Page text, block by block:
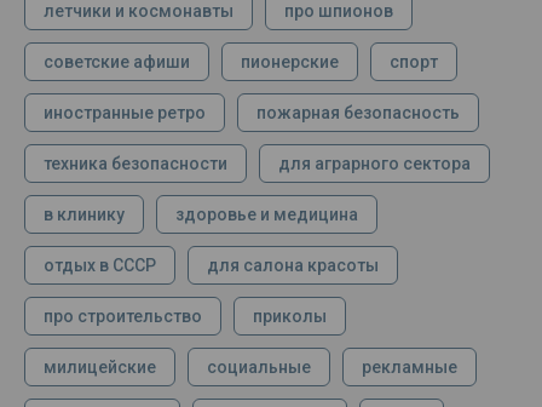
летчики и космонавты про шпионов
советские афиши пионерские спорт
иностранные ретро пожарная безопасность
техника безопасности для аграрного сектора
в клинику здоровье и медицина
отдых в СССР для салона красоты
про строительство приколы
милицейские социальные рекламные